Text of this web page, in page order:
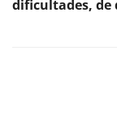
dificultades, de